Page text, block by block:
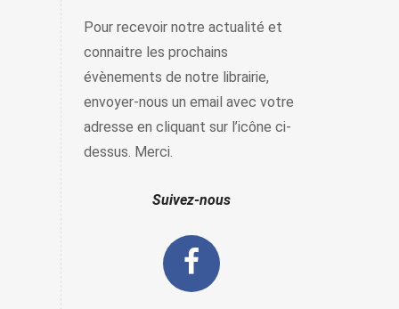
Pour recevoir notre actualité et
connaitre les prochains
évènements de notre librairie,
envoyer-nous un email avec votre
adresse en cliquant sur l’icône ci-
dessus. Merci.
Suivez-nous